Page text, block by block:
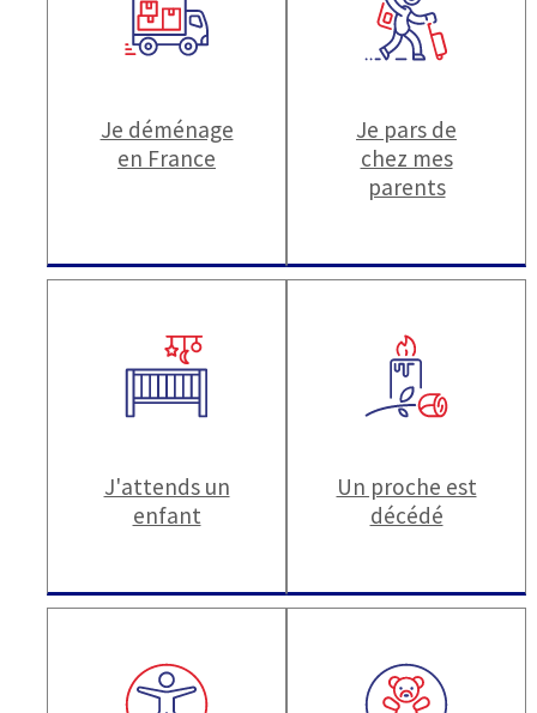
Je déménage
en France
Je pars de
chez mes
parents
J'attends un
enfant
Un proche est
décédé